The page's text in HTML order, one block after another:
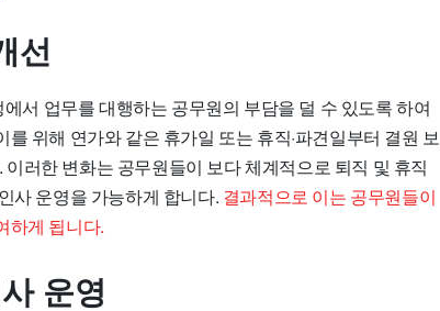
선
서 업무를 대행하는 공무원의 부담을 덜 수 있도록 하여
위해 연가와 같은 휴가일 또는 휴직·파견일부터 결원 보
러한 변화는 공무원들이 보다 체계적으로 퇴직 및 휴직
사 운영을 가능하게 합니다. 결과적으로 이는 공무원들이
하게 됩니다.
운영